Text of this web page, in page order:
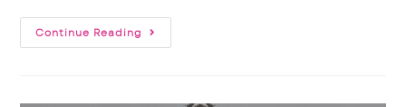
Continue Reading